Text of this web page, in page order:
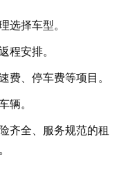
选择车型。
程安排。
费、停车费等项目。
辆。
齐全、服务规范的租